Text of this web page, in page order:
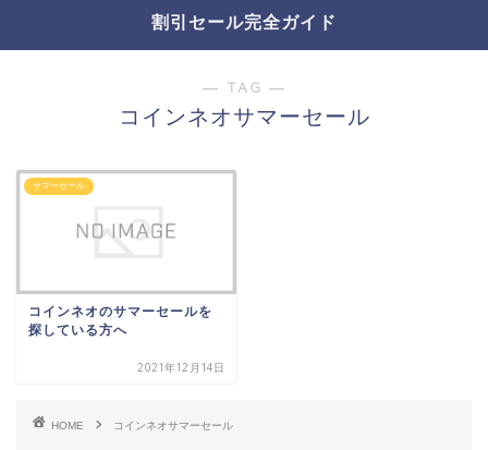
割引セール完全ガイド
― TAG ―
コインネオサマーセール
サマーセール
コインネオのサマーセールを
探している方へ
2021年12月14日
HOME コインネオサマーセール